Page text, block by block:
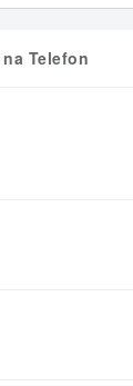
Telefon